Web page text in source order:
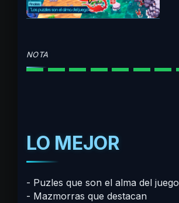
NOTA
LO MEJOR
Puzles que son el alma del juego
Mazmorras que destacan